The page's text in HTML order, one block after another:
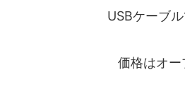
USBケーブ
価格はオー